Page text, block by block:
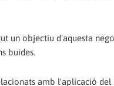
un objectiu d'aquesta
buides.
amb l'aplicació del